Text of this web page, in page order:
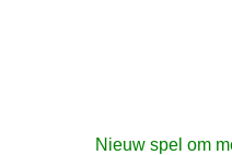
Nieuw spel om